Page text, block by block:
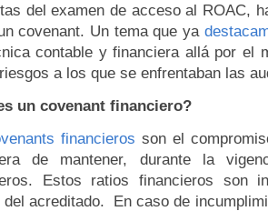
del examen de acceso al ROAC,
covenant. Un tema que ya
contable y financiera allá por el
a los que se enfrentaban las
un covenant financiero?
financieros son el
de mantener, durante la
Estos ratios financieros son
del acreditado. En caso de